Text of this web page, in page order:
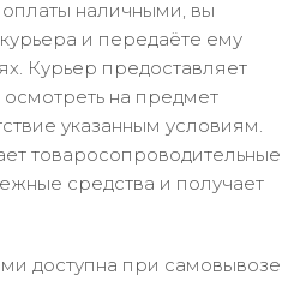
наличными, вы
и передаёте ему
Курьер предоставляет
на предмет
указанным условиям.
товаросопроводительные
средства и получает
доступна при самовывозе